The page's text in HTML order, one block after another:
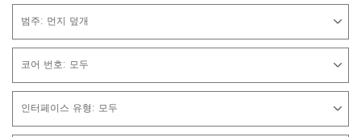
범주: 먼지 덮개
코어 번호: 모두
인터페이스 유형: 모두